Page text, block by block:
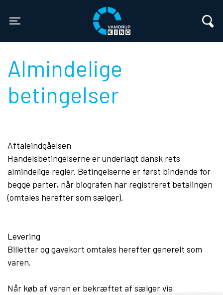
Vamdrup Kino
Almindelige
betingelser
Aftaleindgåelsen
Handelsbetingelserne er underlagt dansk rets
almindelige regler. Betingelserne er først bindende for
begge parter, når biografen har registreret betalingen
(omtales herefter som sælger).
Levering
Billetter og gavekort omtales herefter generelt som
varen.
Når køb af varen er bekræftet af sælger via